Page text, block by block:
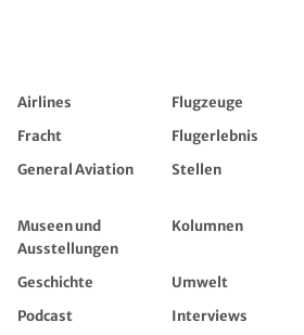
Airlines Flugzeuge
Fracht
Flugerlebnis
General Aviation
Stellen
Museen und
Ausstellungen
Kolumnen
Geschichte Umwelt
Podcast
Interviews